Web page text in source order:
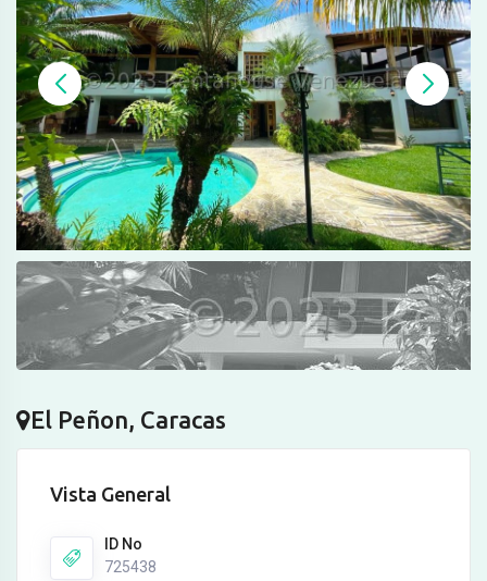
El Peñon, Caracas
Vista General
ID No
725438